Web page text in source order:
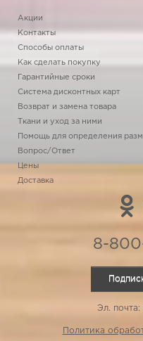
Акции
Контакты
Способы оплаты
Как сделать покупку
Гарантийные сроки
Система дисконтных карт
Возврат и замена товара
Ткани и уход за ними
Помощь для определения
Вопрос/Ответ
Цены
Доставка
8-
Эл. почта:
Политика